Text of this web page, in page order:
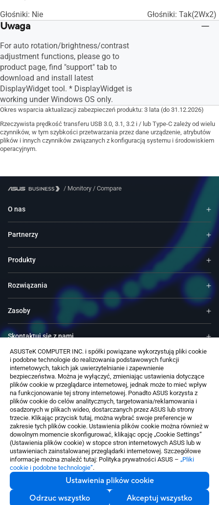
ASUSTeK COMPUTER INC. i spółki powiązane wykorzystują pliki cookie
i podobne technologie do realizowania podstawowych funkcji
internetowych, takich jak uwierzytelnianie i zapewnienie
bezpieczeństwa. Można je wyłączyć, zmieniając ustawienia dotyczące
plików cookie w przeglądarce internetowej, jednak może to mieć wpływ
na funkcjonowanie tej strony internetowej. Ponadto ASUS korzysta z
plików cookie do celów analitycznych, targetowania/reklamowania i
osadzonych w plikach wideo, dostarczanych przez ASUS lub strony
trzecie. Klikając przycisk tutaj, można wybrać swoje preferencje w
zakresie tych plików cookie. Ustawienia plików cookie można również w
dowolnym momencie skonfigurować, klikając opcję „Cookie Settings”
(Ustawienia plików cookie) w stopce stron internetowych ASUS lub w
ustawieniach zainstalowanej przeglądarki internetowej. Szczegółowe
informacje można znaleźć tutaj: Polityka prywatności ASUS – „Pliki
cookie i podobne technologie”.
Ustawienia plików cookie
Odrzuc wszystko
Akceptuj wszystko
Głośniki: Nie Głośniki: Tak(2Wx2)
Uwaga
For auto rotation/brightness/contrast
adjustment functions, please go to
product page, find "support" tab to
download and install latest
DisplayWidget tool. * DisplayWidget is
working under Windows OS only.
Okres wsparcia aktualizacji zabezpieczeń produktu: 3 lata (do 31.12.2026)
Rzeczywista prędkość transferu USB 3.0, 3.1, 3.2 i / lub Type-C zależy od wielu
czynników, w tym szybkości przetwarzania przez dane urządzenie, atrybutów
plików i innych czynników związanych z konfiguracją systemu i środowiskiem
operacyjnym.
/ Monitory / Compare
O nas
Partnerzy
Produkty
Rozwiązania
Zasoby
Skontaktuj się z nami
Usługi & Programy
Wsparcie techniczne
Oprogramowanie
©ASUSTeK Computer Inc. Wszelkie prawa zastrzeżone.
Informacja o Warunkach Uzytkowania
Polityka prywatności
Skontaktuj się z nami